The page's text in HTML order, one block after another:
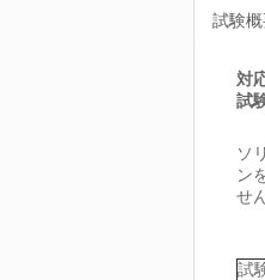
試験
対
試
ソ
ン
せ
試